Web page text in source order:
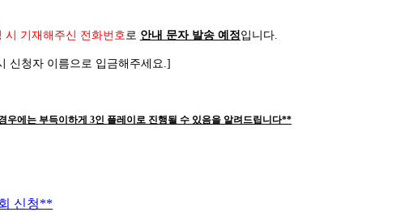
시 기재해주신 전화번호로 안내 문자 발송 예정입니다.
신청자 이름으로 입금해주세요.]
에는 부득이하게 3인 플레이로 진행될 수 있음을 알려드립니다**
신청**